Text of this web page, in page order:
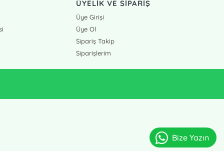
ÜYELİK VE SİPARİŞ
Üye Girişi
Üye Ol
Sipariş Takip
Siparişlerim
Bize Yazın